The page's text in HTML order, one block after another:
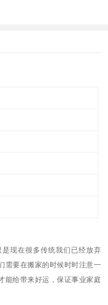
现在很多传统我们已经放弃
需要在搬家的时候时时注意一
能给带来好运，保证事业家庭